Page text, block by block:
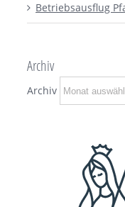
Betriebsausflug
Archiv
Archiv